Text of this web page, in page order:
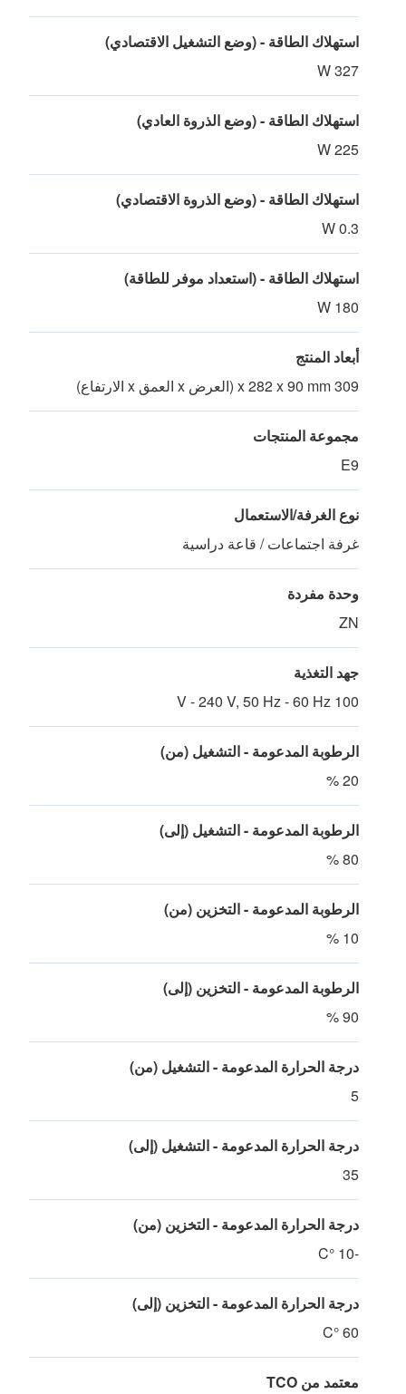
استهلاك الطاقة - (وضع التشغيل الاقتصادي)
327 W
استهلاك الطاقة - (وضع الذروة العادي)
225 W
استهلاك الطاقة - (وضع الذروة الاقتصادي)
0.3 W
استهلاك الطاقة - (استعداد موفر للطاقة)
180 W
أبعاد المنتج
309 x 282 x 90 mm (العرض x العمق x الارتفاع)
مجموعة المنتجات
E9
نوع الغرفة/الاستعمال
غرفة اجتماعات / قاعة دراسية
وحدة مفردة
ZN
جهد التغذية
100 V - 240 V, 50 Hz - 60 Hz
الرطوبة المدعومة - التشغيل (من)
20 %
الرطوبة المدعومة - التشغيل (إلى)
80 %
الرطوبة المدعومة - التخزين (من)
10 %
الرطوبة المدعومة - التخزين (إلى)
90 %
درجة الحرارة المدعومة - التشغيل (من)
5
درجة الحرارة المدعومة - التشغيل (إلى)
35
درجة الحرارة المدعومة - التخزين (من)
-10 °C
درجة الحرارة المدعومة - التخزين (إلى)
60 °C
معتمد من TCO